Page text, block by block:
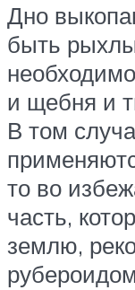
Дно
быть
и щебня и
В том
то во
часть,
землю,